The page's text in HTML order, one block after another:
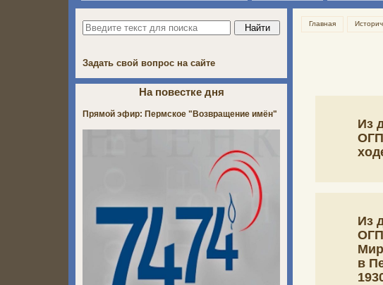
Главная
Из
Из
в
Задать свой вопрос на сайте
На повестке дня
Прямой эфир: Пермское "Возвращение имён"